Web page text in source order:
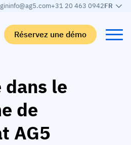
info@ag5.com+31 20 463 0942FR
Réservez une démo
dans le
de
AG5